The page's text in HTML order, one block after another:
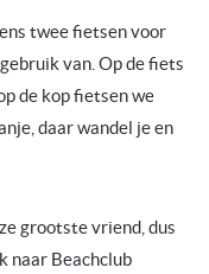
twee fietsen voor
van. Op de fiets
de kop fietsen we
daar wandel je en
grootste vriend, dus
naar Beachclub